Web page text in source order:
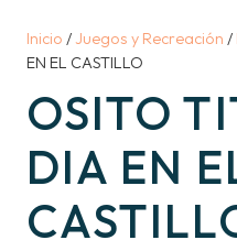
Inicio /Juegos y Recreación /
EN EL CASTILLO
OSITO
DIA EN